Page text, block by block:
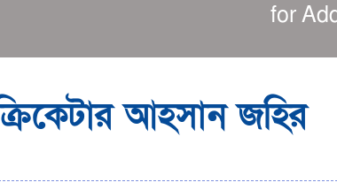
for
আহসান জহির